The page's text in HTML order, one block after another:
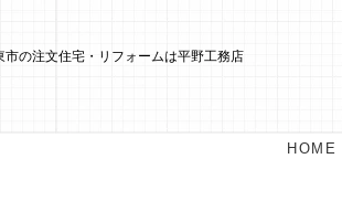
の注文住宅・リフォームは平野工務店
HOME